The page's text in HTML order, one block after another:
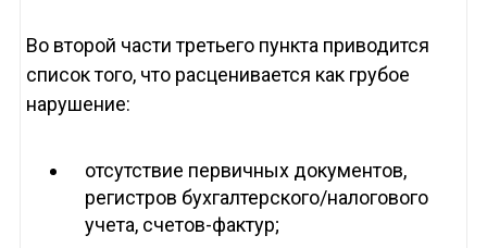
Во второй части третьего пункта приводится
список того, что расценивается как грубое
нарушение:
отсутствие первичных документов,
регистров бухгалтерского/налогового
учета, счетов-фактур;